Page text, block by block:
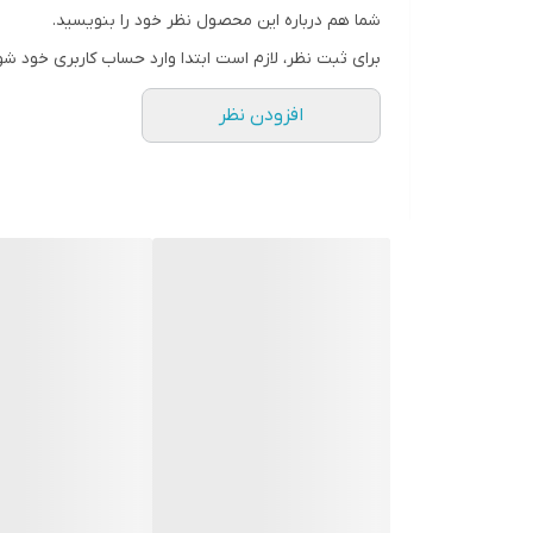
شما هم درباره این محصول نظر خود را بنویسید.
برای ثبت نظر، لازم است ابتدا وارد حساب کاربری خود
افزودن نظر